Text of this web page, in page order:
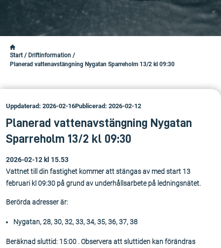
Start / Driftinformation /
Planerad vattenavstängning Nygatan Sparreholm 13/2 kl 09:30
Uppdaterad: 2026-02-16Publicerad: 2026-02-12
Planerad vattenavstängning Nygatan
Sparreholm 13/2 kl 09:30
2026-02-12 kl 15.53
Vattnet till din fastighet kommer att stängas av med start 13
februari kl 09:30 på grund av underhållsarbete på ledningsnätet.
Berörda adresser är:
Nygatan, 28, 30, 32, 33, 34, 35, 36, 37, 38
Beräknad sluttid: 15:00 . Observera att sluttiden kan förändras